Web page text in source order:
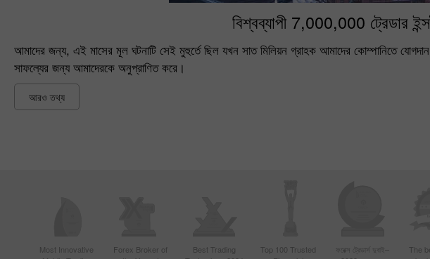
বিশ্বব্যাপী 7,000,000 ট্রেডার
আমাদের জন্য, এই মাসের মূল ঘটনাটি সেই মুহুর্তে ছিল যখন সাত মিলিয়ন গ্রাহক আমাদের কোম্পানিতে যোগদান
সাফল্যের জন্য আমাদেরকে অনুপ্রাণিত করে।
আরও তথ্য
Most Innovative
Forex Broker of
Best Trading
Top 100 Trusted
ফরেক্স ট্রেডার্স দুবাই–
The